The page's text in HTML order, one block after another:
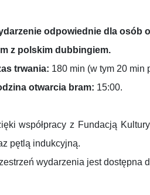
odpowiednie dla osób
z polskim dubbingiem.
trwania: 180 min (w tym 20 min
otwarcia bram: 15:00.
współpracy z Fundacją
pętlą indukcyjną.
wydarzenia jest dostępna